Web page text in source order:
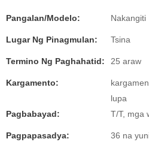
Pangalan/Modelo: Nakangiti
Lugar Ng Pinagmulan: Tsina
Termino Ng Paghahatid: 25 araw
Kargamento:
lupa
Pagbabayad:
T/T, mga
Pagpapasadya: 36 na